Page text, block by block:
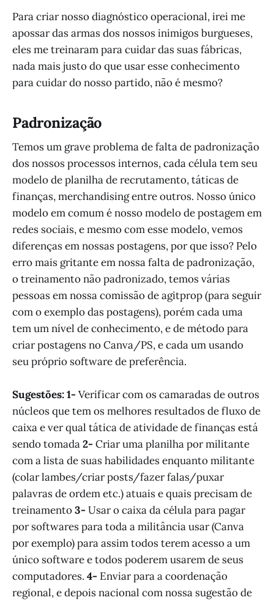
Para criar nosso diagnóstico operacional, irei me
apossar das armas dos nossos inimigos burgueses,
eles me treinaram para cuidar das suas fábricas,
nada mais justo do que usar esse conhecimento
para cuidar do nosso partido, não é mesmo?
Padronização
Temos um grave problema de falta de padronização
dos nossos processos internos, cada célula tem seu
modelo de planilha de recrutamento, táticas de
finanças, merchandising entre outros. Nosso único
modelo em comum é nosso modelo de postagem em
redes sociais, e mesmo com esse modelo, vemos
diferenças em nossas postagens, por que isso? Pelo
erro mais gritante em nossa falta de padronização,
o treinamento não padronizado, temos várias
pessoas em nossa comissão de agitprop (para seguir
com o exemplo das postagens), porém cada uma
tem um nível de conhecimento, e de método para
criar postagens no Canva/PS, e cada um usando
seu próprio software de preferência.
Sugestões: 1-Verificar com os camaradas de outros
núcleos que tem os melhores resultados de fluxo de
caixa e ver qual tática de atividade de finanças está
sendo tomada2-Criar uma planilha por militante
com a lista de suas habilidades enquanto militante
(colar lambes/criar posts/fazer falas/puxar
palavras de ordem etc.) atuais e quais precisam de
treinamento3-Usar o caixa da célula para pagar
por softwares para toda a militância usar (Canva
por exemplo) para assim todos terem acesso a um
único software e todos poderem usarem de seus
computadores. 4- Enviar para a coordenação
regional, e depois nacional com nossa sugestão de